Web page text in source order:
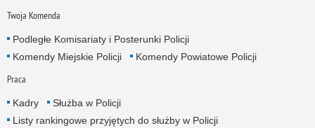
Twoja Komenda
Podległe Komisariaty i Posterunki Policji
Komendy Miejskie Policji
Komendy Powiatowe Policji
Praca
Kadry
Służba w Policji
Listy rankingowe przyjętych do służby w Policji